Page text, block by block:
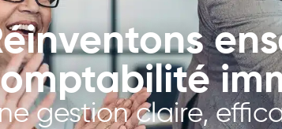
gestion claire,